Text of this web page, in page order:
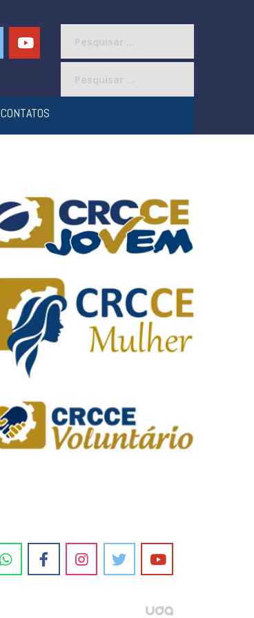
CONTATOS